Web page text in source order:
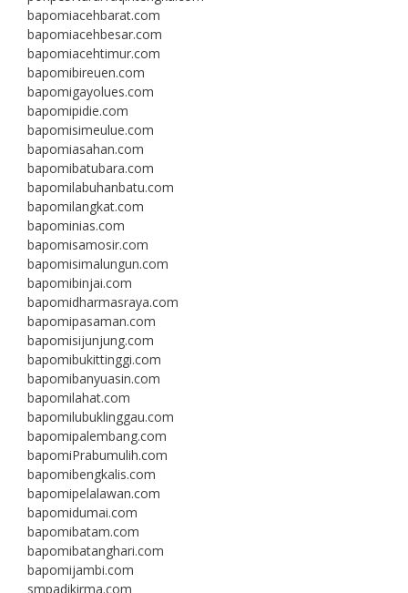
bapomiacehbarat.com
bapomiacehbesar.com
bapomiacehtimur.com
bapomibireuen.com
bapomigayolues.com
bapomipidie.com
bapomisimeulue.com
bapomiasahan.com
bapomibatubara.com
bapomilabuhanbatu.com
bapomilangkat.com
bapominias.com
bapomisamosir.com
bapomisimalungun.com
bapomibinjai.com
bapomidharmasraya.com
bapomipasaman.com
bapomisijunjung.com
bapomibukittinggi.com
bapomibanyuasin.com
bapomilahat.com
bapomilubuklinggau.com
bapomipalembang.com
bapomiPrabumulih.com
bapomibengkalis.com
bapomipelalawan.com
bapomidumai.com
bapomibatam.com
bapomibatanghari.com
bapomijambi.com
smpadikirma.com